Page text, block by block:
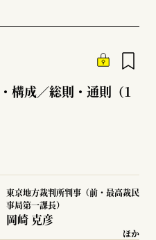
構成／総則・通則（1
東京地方裁判所判事（前・最高裁民
事局第一課長）
岡崎 克彦
ほか